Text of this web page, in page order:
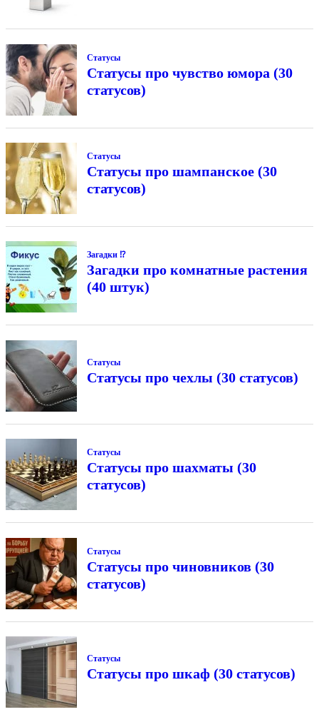
Статусы
Статусы про чувство юмора (30
статусов)
Статусы
Статусы про шампанское (30
статусов)
Загадки ⁉
Загадки про комнатные растения
(40 штук)
Статусы
Статусы про чехлы (30 статусов)
Статусы
Статусы про шахматы (30
статусов)
Статусы
Статусы про чиновников (30
статусов)
Статусы
Статусы про шкаф (30 статусов)